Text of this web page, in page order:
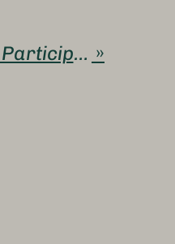
GR- JONZIEUX - 11.5km 250m - 22 Participants - Guide Jacques »